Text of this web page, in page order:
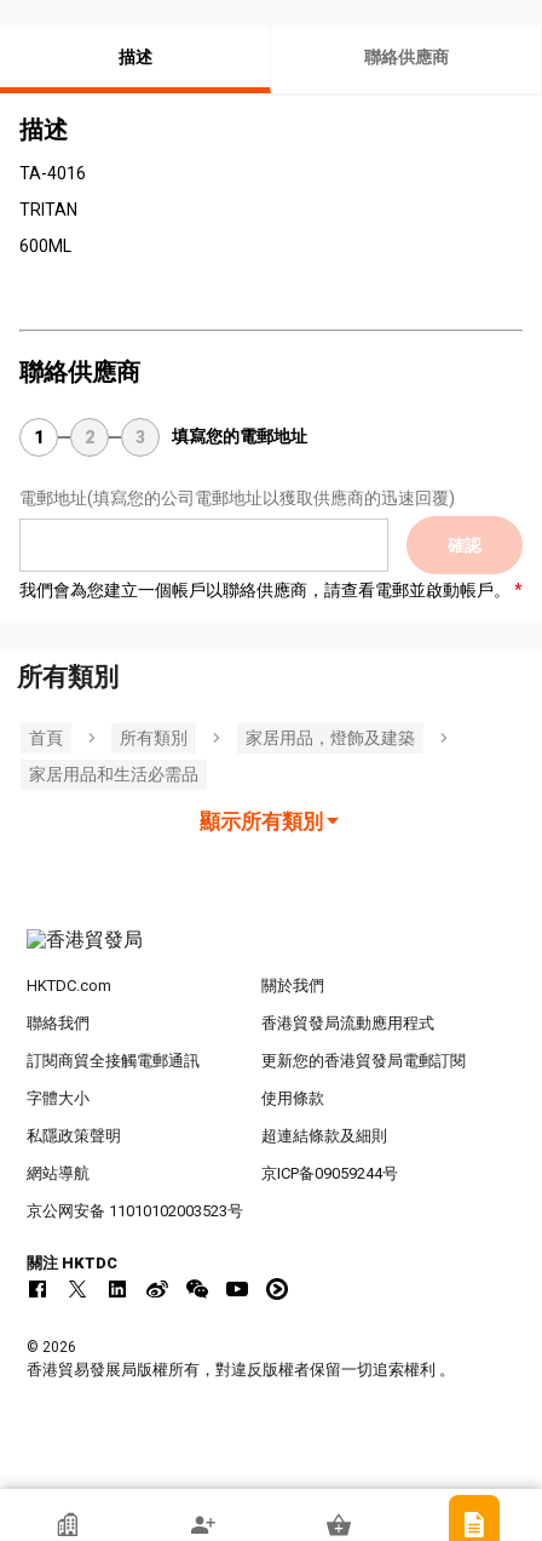
描述 聯絡供應商
描述
TA-4016
TRITAN
600ML
聯絡供應商
1 2 3 填寫您的電郵地址
電郵地址(填寫您的公司電郵地址以獲取供應商的迅速回覆)
確認
我們會為您建立一個帳戶以聯絡供應商，請查看電郵並啟動帳戶。
所有類別
首頁 所有類別
家居用品，燈飾及建築
家居用品和生活必需品
顯示所有類別
香港貿發局參展商
HKTDC.com 關於我們
聯絡我們 香港貿發局流動應用程式
訂閱商貿全接觸電郵通訊 更新您的香港貿發局電郵訂閱
字體大小 使用條款
私隱政策聲明 超連結條款及細則
網站導航 京ICP备09059244号
京公网安备 11010102003523号
關注 HKTDC
© 2026
香港貿易發展局版權所有，對違反版權者保留一切追索權利 。